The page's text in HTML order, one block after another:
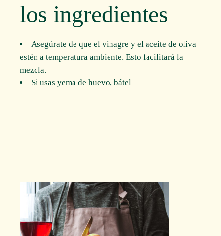
los ingredientes
Asegúrate de que el vinagre y el aceite de oliva
estén a temperatura ambiente. Esto facilitará la
mezcla.
Si usas yema de huevo, bátel